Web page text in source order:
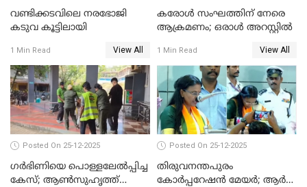
വണ്ടിക്കടവിലെ നരഭോജി
കടുവ കൂട്ടിലായി
1 Min Read View All
കരോള്‍ സംഘത്തിന് നേരെ
ആക്രമണം; ഒരാള്‍ അറസ്റ്റില്‍
1 Min Read View All
Posted On 25-12-2025
ഗര്‍ഭിണിയെ പൊള്ളലേല്‍പ്പിച്ച
കേസ്; ആണ്‍സുഹൃത്ത്
Posted On 25-12-2025
തിരുവനന്തപുരം
കോര്‍പ്പറേഷന്‍ മേയർ; ആര്‍